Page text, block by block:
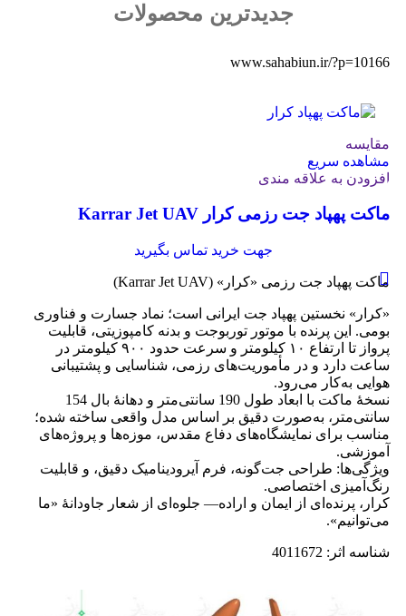
جدیدترین محصولات
www.sahabiun.ir/?p=10166
مقایسه
مشاهده سریع
افزودن به علاقه مندی
ماکت پهپاد جت رزمی کرار Karrar Jet UAV
جهت خرید تماس بگیرید
ماکت پهپاد جت رزمی «کرار» (Karrar Jet UAV)
«کرار» نخستین پهپاد جت ایرانی است؛ نماد جسارت و فناوری
بومی. این پرنده با موتور توربوجت و بدنه کامپوزیتی، قابلیت
پرواز تا ارتفاع ۱۰ کیلومتر و سرعت حدود ۹۰۰ کیلومتر در
ساعت دارد و در مأموریت‌های رزمی، شناسایی و پشتیبانی
هوایی به‌کار می‌رود.
نسخهٔ ماکت با ابعاد طول 190 سانتی‌متر و دهانهٔ بال 154
سانتی‌متر، به‌صورت دقیق بر اساس مدل واقعی ساخته شده؛
مناسب برای نمایشگاه‌های دفاع مقدس، موزه‌ها و پروژه‌های
آموزشی.
ویژگی‌ها: طراحی جت‌گونه، فرم آیرودینامیک دقیق، و قابلیت
رنگ‌آمیزی اختصاصی.
کرار، پرنده‌ای از ایمان و اراده— جلوه‌ای از شعار جاودانۀ «ما
می‌توانیم».
شناسه اثر: 4011672